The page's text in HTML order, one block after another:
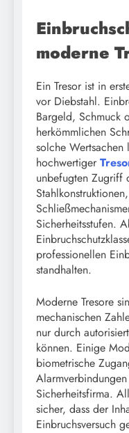
moderne
Ein Tresor ist in
vor Diebstahl.
Bargeld, Schmuck
herkömmlichen
solche
hochwertiger
unbefugten Zugriff
Sicherheitsstufen.
professionellen
standhalten.
Moderne Tresore
mechanischen
nur durch
können. Einige
biometrische
Sicherheitsfirma.
sicher, dass der
Einbruchsversuch